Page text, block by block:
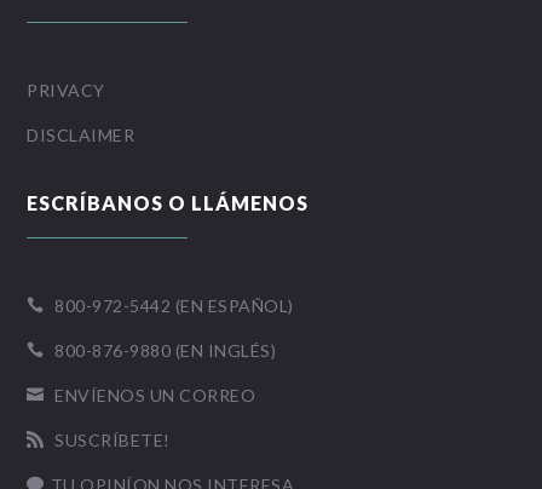
PRIVACY
DISCLAIMER
ESCRÍBANOS O LLÁMENOS
 800-972-5442 (EN ESPAÑOL)
 800-876-9880 (EN INGLÉS)
 ENVÍENOS UN CORREO
 SUSCRÍBETE!
 TU OPINÍON NOS INTERESA